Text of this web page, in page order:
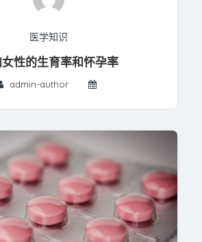
医学知识
性的生育率和怀孕率
admin-author